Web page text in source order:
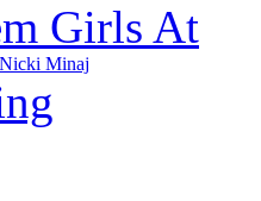
Girls At
Nicki Minaj